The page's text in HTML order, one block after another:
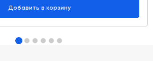
Добавить в корзину